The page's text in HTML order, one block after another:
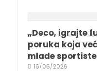
„Deco, igrajte
poruka koja
mlade sportiste
16/06/2026